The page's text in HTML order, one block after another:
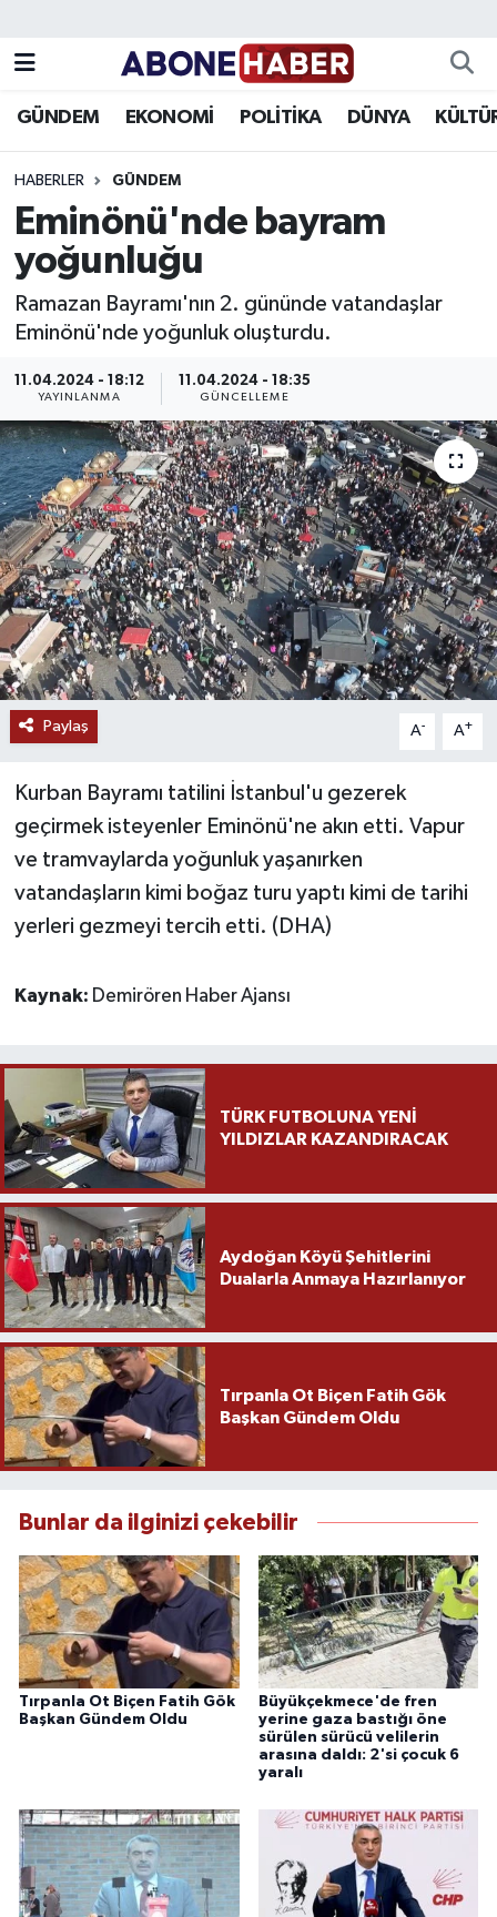
GÜNDEM EKONOMİ POLİTİKA DÜNYA
HABERLER GÜNDEM
Eminönü'nde bayram
yoğunluğu
Ramazan Bayramı'nın 2. gününde vatandaşlar
Eminönü'nde yoğunluk oluşturdu.
11.04.2024 - 18:12
YAYINLANMA
11.04.2024 - 18:35
GÜNCELLEME
Paylaş A- A+
Kurban Bayramı tatilini İstanbul'u gezerek
geçirmek isteyenler Eminönü'ne akın etti. Vapur
ve tramvaylarda yoğunluk yaşanırken
vatandaşların kimi boğaz turu yaptı kimi de tarihi
yerleri gezmeyi tercih etti. (DHA)
Kaynak: Demirören Haber Ajansı
TÜRK FUTBOLUNA YENİ
YILDIZLAR KAZANDIRACAK
Aydoğan Köyü Şehitlerini
Dualarla Anmaya Hazırlanıyor
Tırpanla Ot Biçen Fatih Gök
Başkan Gündem Oldu
Bunlar da ilginizi çekebilir
Tırpanla Ot Biçen Fatih Gök
Başkan Gündem Oldu
Büyükçekmece'de fren
yerine gaza bastığı öne
sürülen sürücü velilerin
arasına daldı: 2'si çocuk 6
yaralı
Asayiş
Bilim ve Teknoloji
Dünya
Eğitim
Ekonomi
Genel
Gündem
Haberde İnsan
Magazin
Politika
Sağlık
Son Dakika
Yerel
AboneHaber Özel
Süper Lig Puan Durumu ve Fikstür
Tüm Manşetler
Haber Arşivi